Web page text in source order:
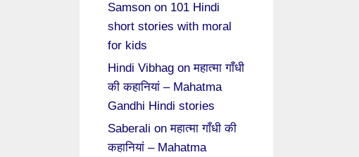
Samson on 101 Hindi
short stories with moral
for kids
Hindi Vibhag onमहात्मा गाँधी
की कहानियां – Mahatma
Gandhi Hindi stories
Saberali onमहात्मा गाँधी की
कहानियां – Mahatma